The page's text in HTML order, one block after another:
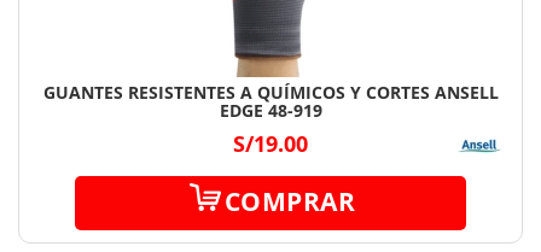
GUANTES RESISTENTES A QUÍMICOS Y CORTES ANSELL
EDGE 48-919
S/19.00
COMPRAR